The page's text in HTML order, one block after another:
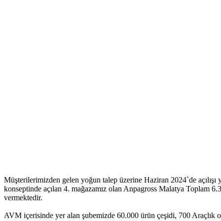
Müşterilerimizden gelen yoğun talep üzerine Haziran 2024`de
konseptinde açılan 4. mağazamız olan Anpagross Malatya Toplam
vermektedir.
AVM içerisinde yer alan şubemizde 60.000 ürün çeşidi, 700 Araçlık